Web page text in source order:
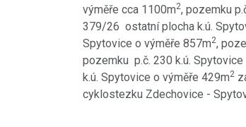
výměře cca 1100m2, pozemku
379/26 ostatní plocha k.ú.
Spytovice o výměře 857m2,
pozemku p.č. 230 k.ú.
k.ú. Spytovice o výměře 429m2
cyklostezku Zdechovice -